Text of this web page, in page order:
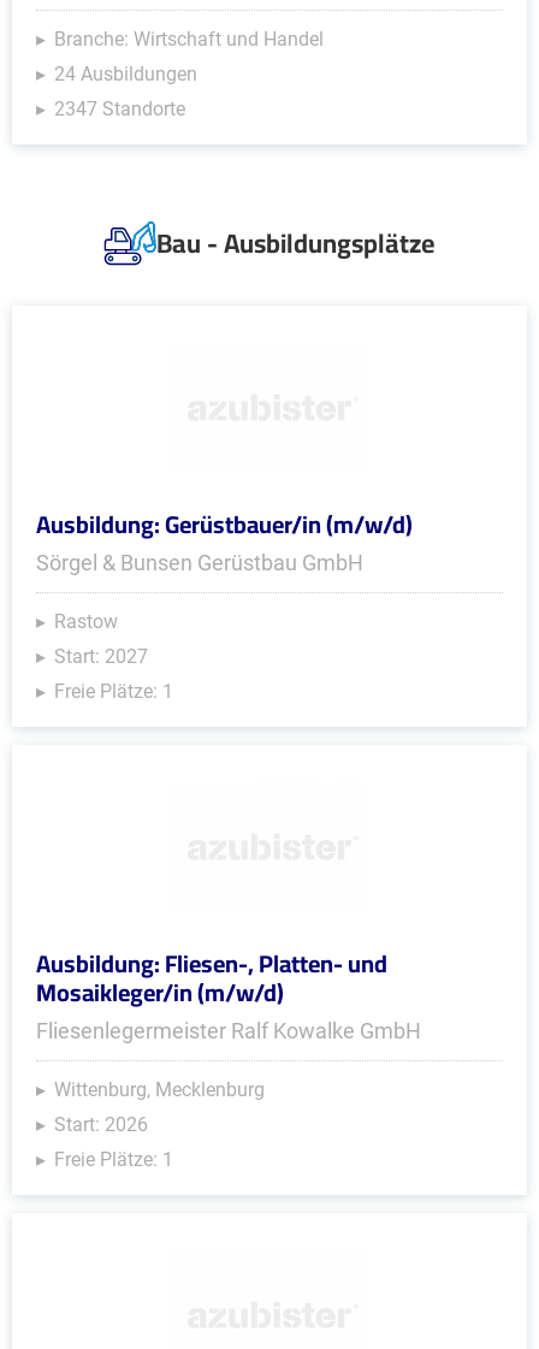
Branche: Wirtschaft und Handel
24 Ausbildungen
2347 Standorte
Bau - Ausbildungsplätze
Ausbildung: Gerüstbauer/in (m/w/d)
Sörgel & Bunsen Gerüstbau GmbH
Rastow
Start: 2027
Freie Plätze: 1
Ausbildung: Fliesen-, Platten- und
Mosaikleger/in (m/w/d)
Fliesenlegermeister Ralf Kowalke GmbH
Wittenburg, Mecklenburg
Start: 2026
Freie Plätze: 1